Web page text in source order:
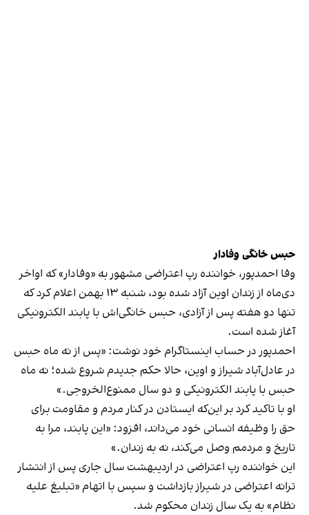
حبس خانگی وفادار
وفا احمدپور، خواننده رپ اعتراضی مشهور به «وفادار» که اواخر
دی‌ماه از زندان اوین آزاد شده بود، شنبه ۱۳ بهمن اعلام کرد که
تنها دو هفته پس از آزادی، حبس خانگی‌اش با پابند الکترونیکی
آغاز شده است.
احمدپور در حساب اینستاگرام خود نوشت: «پس از نه ماه حبس
در عادل‌آباد شیراز و اوین، حالا حکم جدیدم شروع شده؛ نه ماه
حبس با پابند الکترونیکی و دو سال ممنوع‌الخروجی.»
او با تاکید کرد بر این‌که ایستادن در کنار مردم و مقاومت برای
حق را وظیفه انسانی خود می‌داند، افزود: «این پابند، مرا به
تاریخ و مردمم وصل می‌کند، نه به زندان.»
این خواننده رپ اعتراضی در اردیبهشت سال جاری پس از انتشار
ترانه اعتراضی در شیراز بازداشت و سپس با اتهام «تبلیغ علیه
نظام» به یک سال زندان محکوم شد.